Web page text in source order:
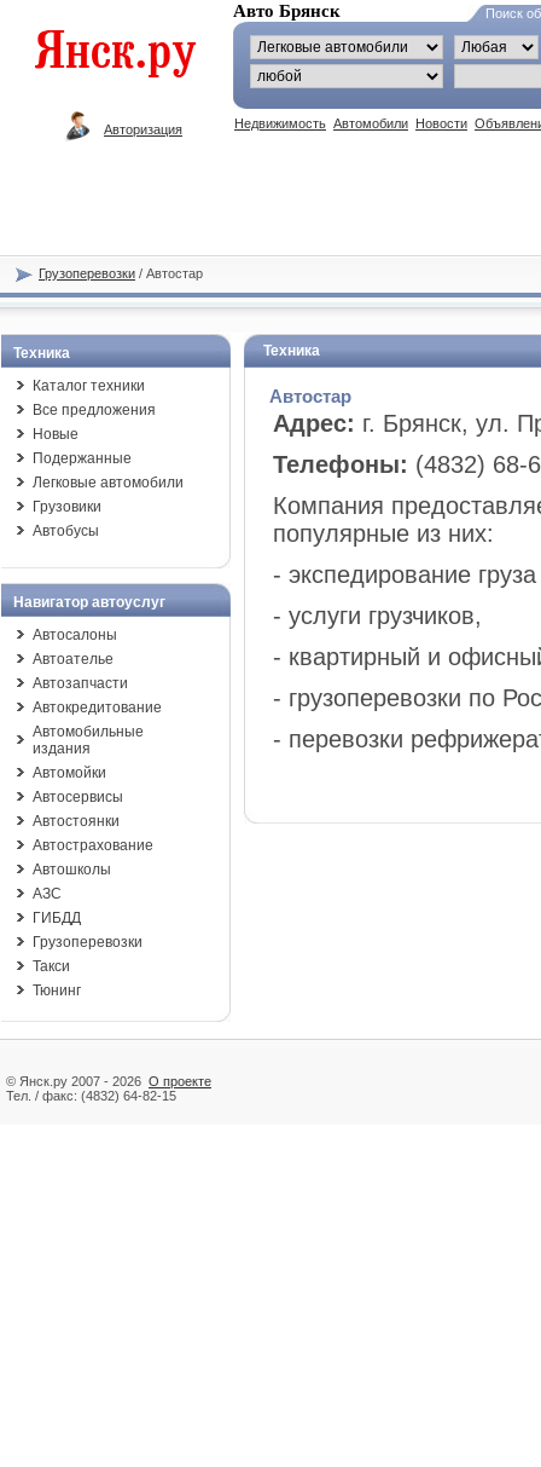
Авто Брянск Поиск
Авторизация Недвижимость Автомобили Новости
Грузоперевозки / Автостар
Техника
Каталог техники
Все предложения
Новые
Подержанные
Легковые автомобили
Грузовики
Автобусы
Навигатор автоуслуг
Автосалоны
Автоателье
Автозапчасти
Автокредитование
Автомобильные
издания
Автомойки
Автосервисы
Автостоянки
Автострахование
Автошколы
АЗС
ГИБДД
Грузоперевозки
Такси
Тюнинг
Техника
Автостар
Адрес: г. Брянск, ул.
Телефоны: (4832) 68-
Компания
популярные из них:
- экспедирование груза
- услуги грузчиков,
- квартирный и
- грузоперевозки по
- перевозки
© Янск.ру 2007 - 2026 О проекте
Тел. / факс: (4832) 64-82-15